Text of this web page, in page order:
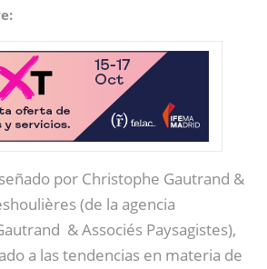
por Christophe Gautrand &
(de la agencia
& Associés Paysagistes),
a las tendencias en materia de